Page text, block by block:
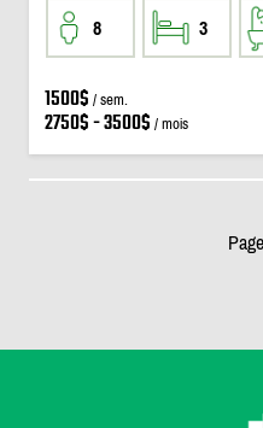
8 3
1500$ / sem.
2750$ - 3500$ / mois